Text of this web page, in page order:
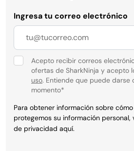
Ingresa tu correo electrónico
Acepto recibir correos
ofertas de SharkNinja y acepto
uso. Entiende que puede darse
momento*
Para obtener información sobre
protegemos su información personal,
de privacidad aquí.